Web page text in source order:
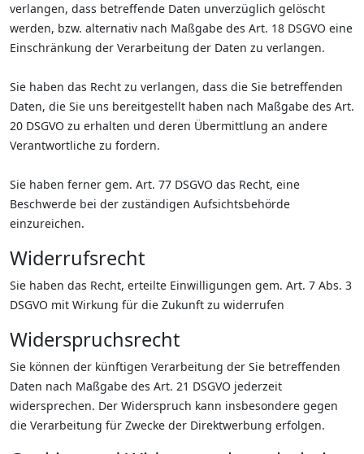
verlangen, dass betreffende Daten unverzüglich gelöscht
werden, bzw. alternativ nach Maßgabe des Art. 18 DSGVO eine
Einschränkung der Verarbeitung der Daten zu verlangen.
Sie haben das Recht zu verlangen, dass die Sie betreffenden
Daten, die Sie uns bereitgestellt haben nach Maßgabe des Art.
20 DSGVO zu erhalten und deren Übermittlung an andere
Verantwortliche zu fordern.
Sie haben ferner gem. Art. 77 DSGVO das Recht, eine
Beschwerde bei der zuständigen Aufsichtsbehörde
einzureichen.
Widerrufsrecht
Sie haben das Recht, erteilte Einwilligungen gem. Art. 7 Abs. 3
DSGVO mit Wirkung für die Zukunft zu widerrufen
Widerspruchsrecht
Sie können der künftigen Verarbeitung der Sie betreffenden
Daten nach Maßgabe des Art. 21 DSGVO jederzeit
widersprechen. Der Widerspruch kann insbesondere gegen
die Verarbeitung für Zwecke der Direktwerbung erfolgen.